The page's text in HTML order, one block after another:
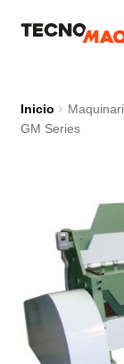
IrIr
Servicio
Contacto
Inicio
GM Series